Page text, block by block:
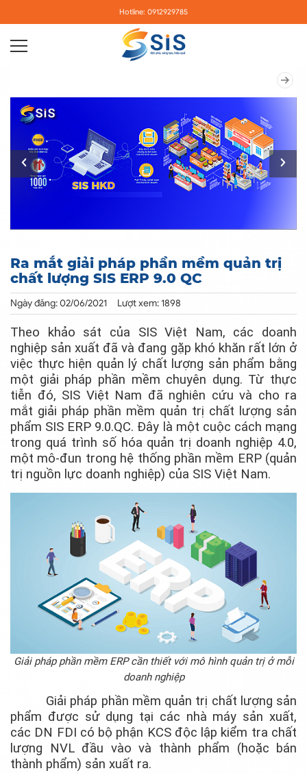
Hotline: 0912929785
Ra mắt giải pháp phần mềm quản trị
chất lượng SIS ERP 9.0 QC
Ngày đăng: 02/06/2021 Lượt xem: 1898
Theo khảo sát của SIS Việt Nam, các doanh
nghiệp sản xuất đã và đang gặp khó khăn rất lớn ở
việc thực hiện quản lý chất lượng sản phẩm bằng
một giải pháp phần mềm chuyên dụng. Từ thực
tiễn đó, SIS Việt Nam đã nghiên cứu và cho ra
mắt giải pháp phần mềm quản trị chất lượng sản
phẩm SIS ERP 9.0.QC. Đây là một cuộc cách mạng
trong quá trình số hóa quản trị doanh nghiệp 4.0,
một mô-đun trong hệ thống phần mềm ERP (quản
trị nguồn lực doanh nghiệp) của SIS Việt Nam.
Giải pháp phần mềm ERP cần thiết với mô hình quản trị ở mỗi
doanh nghiệp
Giải pháp phần mềm quản trị chất lượng sản
phẩm được sử dụng tại các nhà máy sản xuất,
các DN FDI có bộ phận KCS độc lập kiểm tra chất
lượng NVL đầu vào và thành phẩm (hoặc bán
thành phẩm) sản xuất ra.